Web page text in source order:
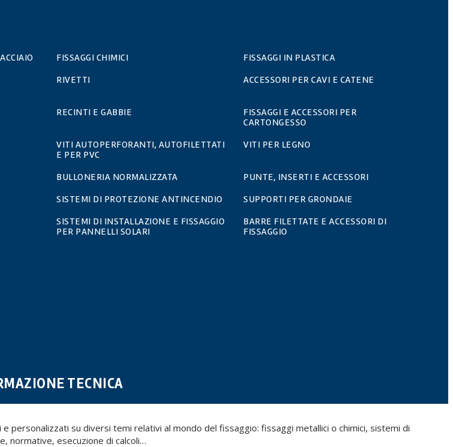
FISSAGGI CHIMICI
FISSAGGI IN PLASTICA
RIVETTI ACCESSORI PER CAVI E CATENE
RECINTI E GABBIE
FISSAGGI E ACCESSORI PER
CARTONGESSO
VITI AUTOPERFORANTI, AUTOFILETTATI
E PER PVC
VITI PER LEGNO
BULLONERIA NORMALIZZATA
PUNTE, INSERTI E ACCESSORI
SISTEMI DI PROTEZIONE ANTINCENDIO
SUPPORTI PER GRONDAIE
SISTEMI DI INSTALLAZIONE E FISSAGGIO
PER PANNELLI SOLARI
BARRE FILETTATE E ACCESSORI DI
FISSAGGIO
TECNICA
su diversi temi relativi al mondo del fissaggio: fissaggi metallici o chimici, sistemi di
normative, esecuzione di calcoli…